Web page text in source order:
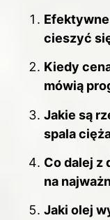
e
b
o
o
k
e
st
cieszyć
Kiedy
mówią
Jakie są
spala
Co dalej z
na
Jaki olej